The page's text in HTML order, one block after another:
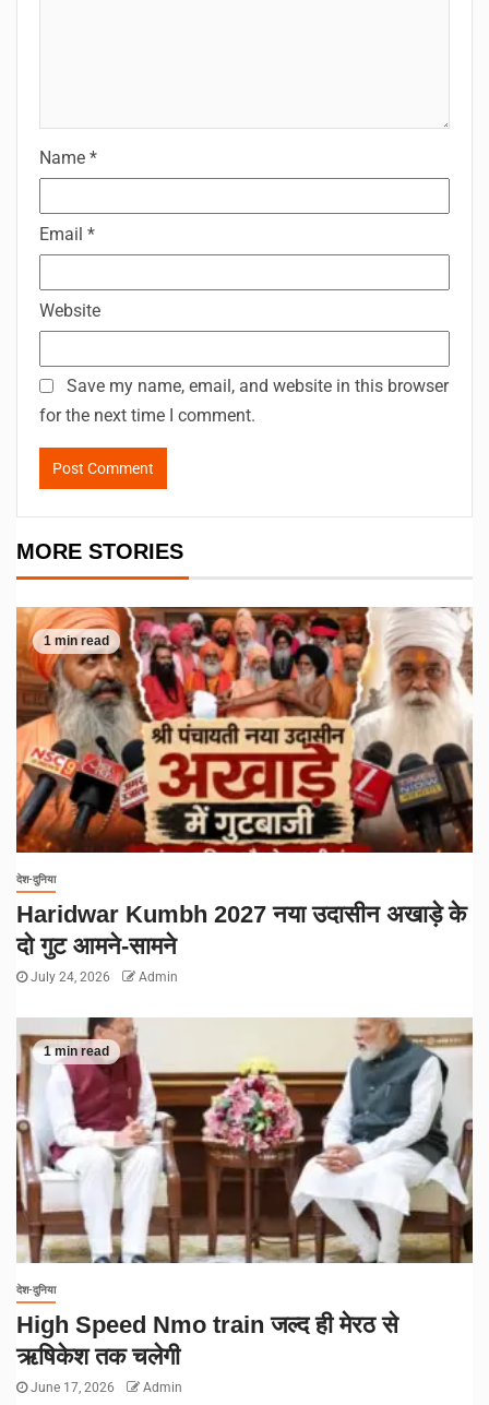
Name *
Email *
Website
Save my name, email, and website in this browser
for the next time I comment.
MORE STORIES
1 min read
देश-दुनिया
Haridwar Kumbh 2027 नया उदासीन अखाड़े के
दो गुट आमने-सामने
July 24, 2026 Admin
1 min read
देश-दुनिया
High Speed Nmo train जल्द ही मेरठ से
ऋषिकेश तक चलेगी
June 17, 2026 Admin